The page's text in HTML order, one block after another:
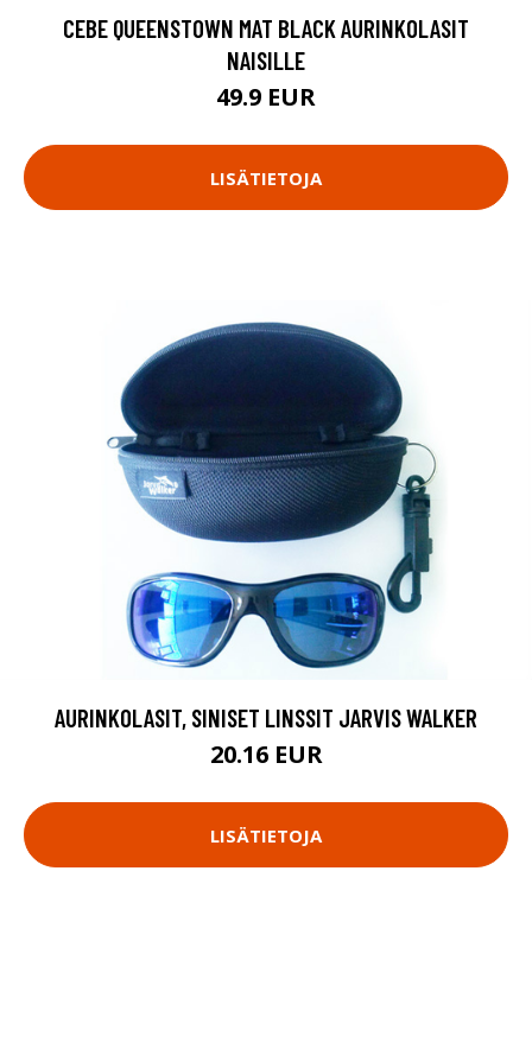
CEBE QUEENSTOWN MAT BLACK AURINKOLASIT
NAISILLE
49.9 EUR
LISÄTIETOJA
AURINKOLASIT, SINISET LINSSIT JARVIS WALKER
20.16 EUR
LISÄTIETOJA